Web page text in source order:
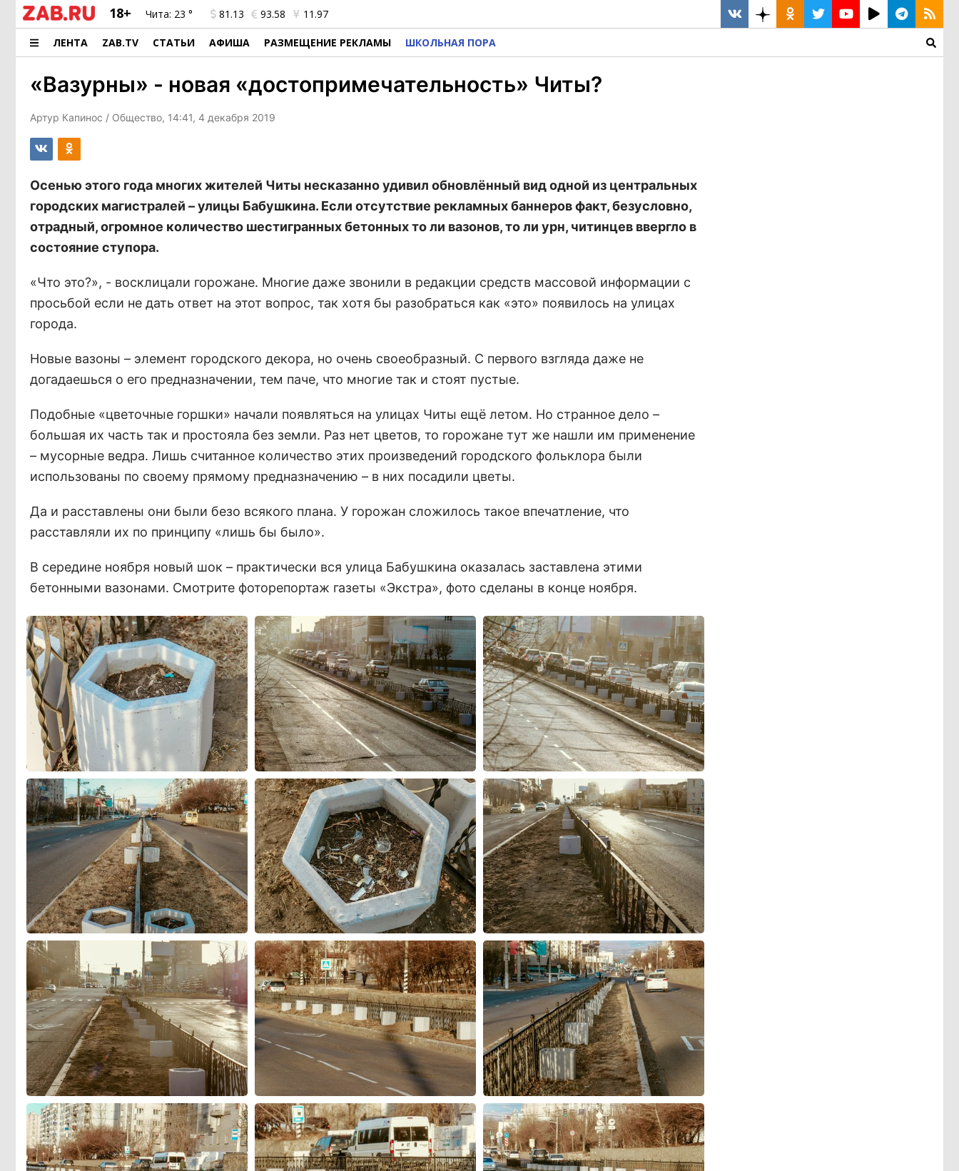
18+ Чита: 23 ° 81.13 93.58 11.97
ЛЕНТА ZAB.TV СТАТЬИ АФИША РАЗМЕЩЕНИЕ РЕКЛАМЫ ШКОЛЬНАЯ ПОРА
«Вазурны» - новая «достопримечательность» Читы?
Артур Капинос / Общество, 14:41, 4 декабря 2019
Осенью этого года многих жителей Читы несказанно удивил обновлённый вид одной из центральных
городских магистралей – улицы Бабушкина. Если отсутствие рекламных баннеров факт, безусловно,
отрадный, огромное количество шестигранных бетонных то ли вазонов, то ли урн, читинцев ввергло в
состояние ступора.
«Что это?», - восклицали горожане. Многие даже звонили в редакции средств массовой информации с
просьбой если не дать ответ на этот вопрос, так хотя бы разобраться как «это» появилось на улицах
города.
Новые вазоны – элемент городского декора, но очень своеобразный. С первого взгляда даже не
догадаешься о его предназначении, тем паче, что многие так и стоят пустые.
Подобные «цветочные горшки» начали появляться на улицах Читы ещё летом. Но странное дело –
большая их часть так и простояла без земли. Раз нет цветов, то горожане тут же нашли им применение
– мусорные ведра. Лишь считанное количество этих произведений городского фольклора были
использованы по своему прямому предназначению – в них посадили цветы.
Да и расставлены они были безо всякого плана. У горожан сложилось такое впечатление, что
расставляли их по принципу «лишь бы было».
В середине ноября новый шок – практически вся улица Бабушкина оказалась заставлена этими
бетонными вазонами. Смотрите фоторепортаж газеты «Экстра», фото сделаны в конце ноября.